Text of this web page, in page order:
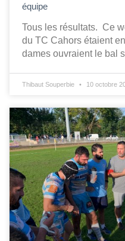
équipe
Tous les résultats. Ce
du TC Cahors étaient
dames ouvraient le bal
Thibaut Souperbie 10 octobre